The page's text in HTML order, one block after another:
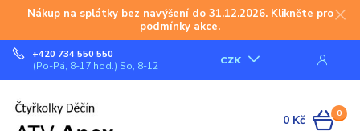
Nákup na splátky bez navýšení do 31.12.2026. Klikněte pro
podmínky akce.
CZK
+420 734 550 550
(Po-Pá, 8-17 hod.) So, 8-12
0
0 Kč